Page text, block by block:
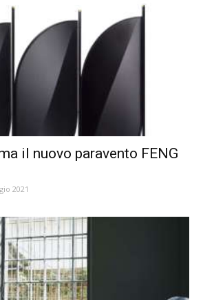
il nuovo paravento FENG
2021